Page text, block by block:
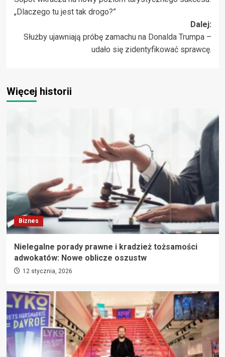
wpisy
„Dlaczego tu jest tak drogo?”
Dalej:
Służby ujawniają próbę zamachu na Donalda Trumpa –
udało się zidentyfikować sprawcę.
Więcej historii
Biznes
Nielegalne porady prawne i kradzież tożsamości
adwokatów: Nowe oblicze oszustw
12 stycznia, 2026